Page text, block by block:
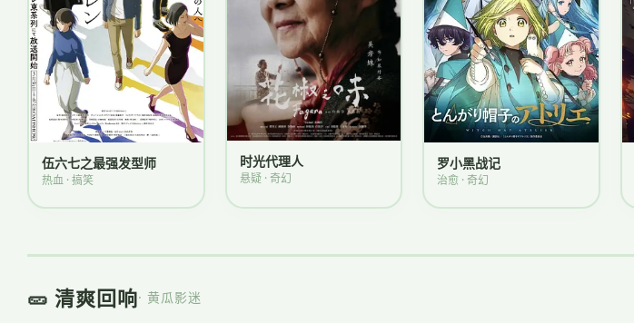
伍六七之最强发型师
热血 · 搞笑
时光代理人
悬疑 · 奇幻
罗小黑战记
治愈 · 奇幻
🥒 清爽回响· 黄瓜影迷